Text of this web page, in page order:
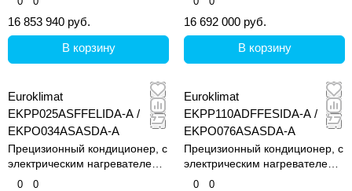
16 853 940 руб.
В корзину
16 692 000 руб.
В корзину
Euroklimat
EKPP025ASFFELIDA-A /
EKPO034ASASDA-A
Прецизионный кондиционер, с
электрическим нагревателем и
увлажнителем
0 0
Euroklimat
EKPP110ADFFESIDA-A /
EKPO076ASASDA-A
Прецизионный кондиционер, с
электрическим нагревателем и
увлажнителем
0 0